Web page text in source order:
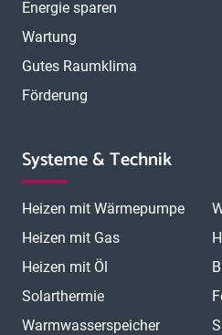
Energie sparen
Wartung
Gutes Raumklima
Förderung
Systeme & Technik
Heizen mit Wärmepumpe
Heizen mit Gas
Heizen mit Öl
Solarthermie
Warmwasserspeicher